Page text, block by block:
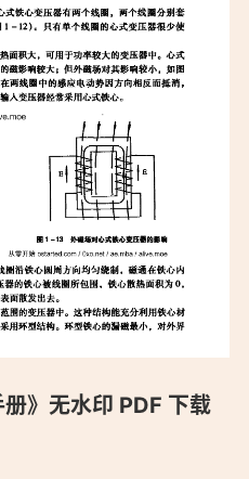
6月出版 无水印PDF：
册》无水印 PDF 下载